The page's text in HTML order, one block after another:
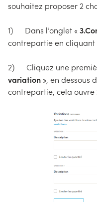
souhaitez proposer 2
1) Dans l’onglet «
contrepartie en cliquant
2) Cliquez une
variation », en dessous
contrepartie, cela ouvre